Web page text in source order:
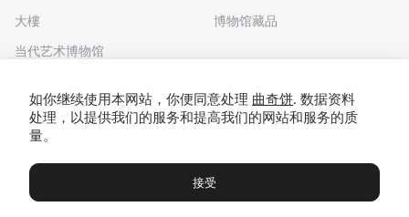
大樓
当代艺术博物馆
博物馆藏品
博物馆 展览及展览 Чаты Вы
如你继续使用本网站，你便同意处理 曲奇饼. 数据资料
处理，以提供我们的服务和提高我们的网站和服务的质
量。
接受